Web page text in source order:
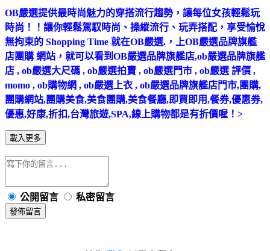
OB嚴選提供最時尚魅力的穿搭流行趨勢，讓每位女孩輕鬆玩
時尚！！讓你輕鬆駕馭時尚、操縱流行、玩弄搭配，享受愉悅
無拘束的 Shopping Time 就在OB嚴選.，上OB嚴選品牌旗艦
店團購 網站，就可以看到OB嚴選品牌旗艦店,ob嚴選品牌旗艦
店 , ob嚴選大尺碼 , ob嚴選拍賣 , ob嚴選門市 , ob嚴選 評價 ,
momo , ob購物網 , ob嚴選上衣 , ob嚴選品牌旗艦店門市,團購,
團購網站,團購美食,美食團購,美食餐廳,即買即用,餐券,優惠券,
優惠,好康,折扣,台灣旅遊,SPA,線上購物都是有折價喔！>
載入更多
公開留言 私密留言
發佈留言